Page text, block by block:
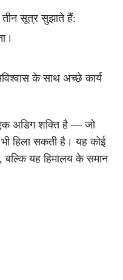
तीन सूत्र सुझाते हैं:
के साथ अच्छे कार्य
एक अडिग शक्ति है — जो
हिला सकती है। यह कोई
बल्कि यह हिमालय के समान